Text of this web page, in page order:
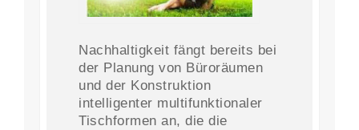
Nachhaltigkeit fängt bereits bei
der Planung von Büroräumen
und der Konstruktion
intelligenter multifunktionaler
Tischformen an, die die